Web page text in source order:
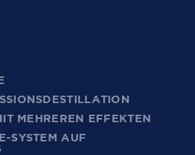
MEHREREN EFFEKTEN
SYSTEM AUF